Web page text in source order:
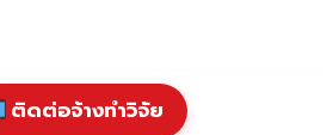
ติดต่อจ้างทำวิจัย